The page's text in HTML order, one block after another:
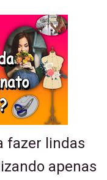
fazer lindas
apenas